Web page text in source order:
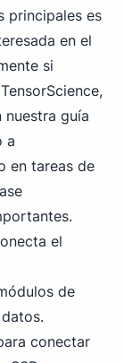
principales es
en el
si
guía
a
en tareas de
el
de
conectar